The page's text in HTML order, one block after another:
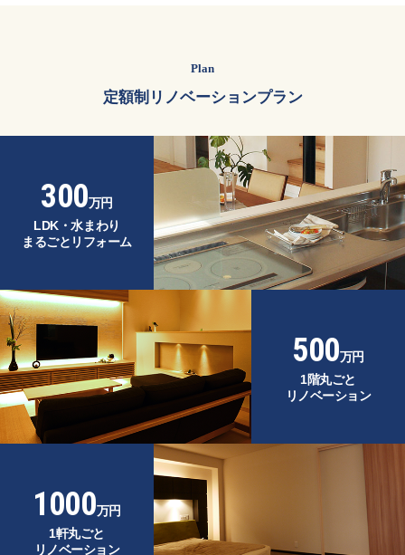
Plan
定額制リノベーションプラン
300万円
LDK・水まわり
まるごとリフォーム
500万円
1階丸ごと
リノベーション
1000万円
1軒丸ごと
リノベーション